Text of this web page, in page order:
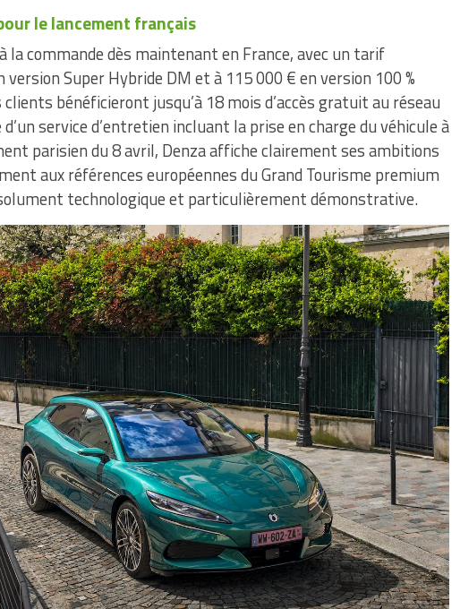
le lancement français
la commande dès maintenant en France, avec un tarif
Super Hybride DM et à 115 000 € en version 100 %
bénéficieront jusqu’à 18 mois d’accès gratuit au réseau
service d’entretien incluant la prise en charge du véhicule à
parisien du 8 avril, Denza affiche clairement ses ambitions
aux références européennes du Grand Tourisme premium
technologique et particulièrement démonstrative.